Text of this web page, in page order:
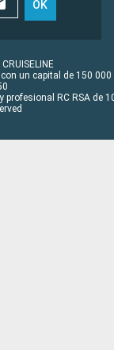
OK
un capital de 150 000
RC RSA de